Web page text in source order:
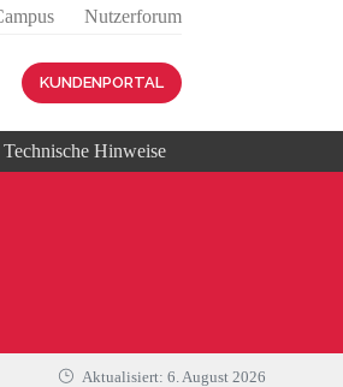
Nutzerforum
KUNDENPORTAL
Technische Hinweise
Aktualisiert: 6. August 2026